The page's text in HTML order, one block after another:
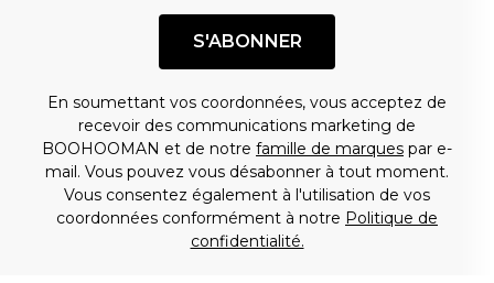
S'ABONNER
En soumettant vos coordonnées, vous acceptez de
recevoir des communications marketing de
BOOHOOMAN et de notre famille de marques par e-
mail. Vous pouvez vous désabonner à tout moment.
Vous consentez également à l'utilisation de vos
coordonnées conformément à notre Politique de
confidentialité.